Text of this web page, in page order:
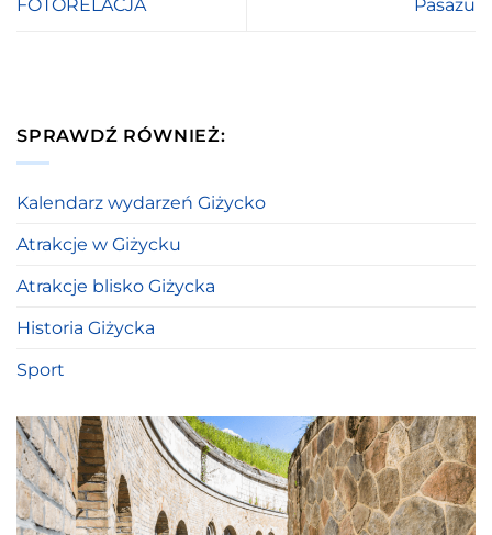
FOTORELACJA Pasażu
SPRAWDŹ RÓWNIEŻ:
Kalendarz wydarzeń Giżycko
Atrakcje w Giżycku
Atrakcje blisko Giżycka
Historia Giżycka
Sport